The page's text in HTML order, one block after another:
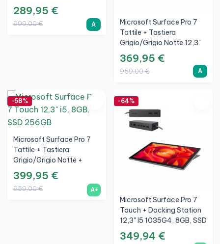
Nero, A
289,95 €
999,00 € A
Microsoft Surface Pro 7
Tattile + Tastiera
Grigio/Grigio Notte 12,3"
I5 1035G4, 8GB, SSD
256GB, 3K, A
369,95 €
959,00 € A
-58%
Microsoft Surface Pro 7
Tattile + Tastiera
Grigio/Grigio Notte +
Docking Station 12,3" I5
1035G4, 8GB, SSD
256GB, 3K, A+
399,95 €
959,00 € A+
-64%
Microsoft Surface Pro 7
Touch + Docking Station
12,3" I5 1035G4, 8GB, SSD
256GB, 3K, A+
349,94 €